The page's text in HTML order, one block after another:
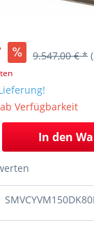
9.547,00 € *
Verfügbarkeit
In den